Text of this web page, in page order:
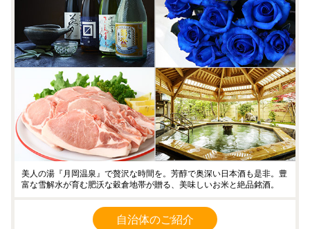
美人の湯『月岡温泉』で贅沢な時間を。芳醇で奥深い日本酒も是非。豊
富な雪解水が育む肥沃な穀倉地帯が贈る、美味しいお米と絶品銘酒。
自治体のご紹介